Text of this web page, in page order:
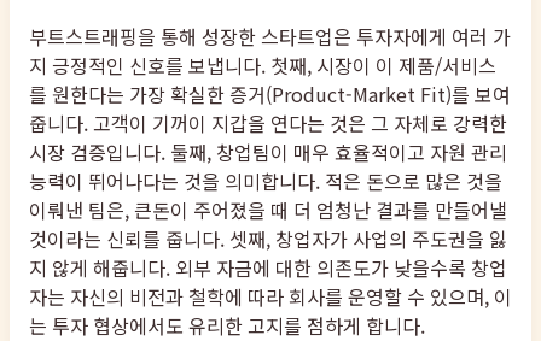
부트스트래핑을 통해 성장한 스타트업은 투자자에게 여러 가
지 긍정적인 신호를 보냅니다. 첫째, 시장이 이 제품/서비스
를 원한다는 가장 확실한 증거(Product-Market Fit)를 보여
줍니다. 고객이 기꺼이 지갑을 연다는 것은 그 자체로 강력한
시장 검증입니다. 둘째, 창업팀이 매우 효율적이고 자원 관리
능력이 뛰어나다는 것을 의미합니다. 적은 돈으로 많은 것을
이뤄낸 팀은, 큰돈이 주어졌을 때 더 엄청난 결과를 만들어낼
것이라는 신뢰를 줍니다. 셋째, 창업자가 사업의 주도권을 잃
지 않게 해줍니다. 외부 자금에 대한 의존도가 낮을수록 창업
자는 자신의 비전과 철학에 따라 회사를 운영할 수 있으며, 이
는 투자 협상에서도 유리한 고지를 점하게 합니다.